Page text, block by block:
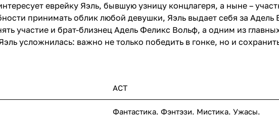
еврейку Яэль, бывшую узницу концлагеря, а ныне –
принимать облик любой девушки, Яэль выдает себя за
участие и брат-близнец Адель Феликс Вольф, а одним из
усложнилась: важно не только победить в гонке, но и
АСТ
Фантастика. Фэнтэзи. Мистика. Ужасы.